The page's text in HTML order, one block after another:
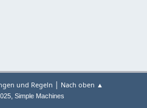
und Regeln | Nach oben ▲
, Simple Machines